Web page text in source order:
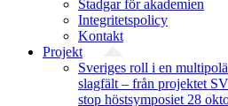
Stadgar för akademien
Integritetspolicy
Kontakt
Projekt
Sveriges roll i en
slagfält – från projektet
stop höstsymposiet 28